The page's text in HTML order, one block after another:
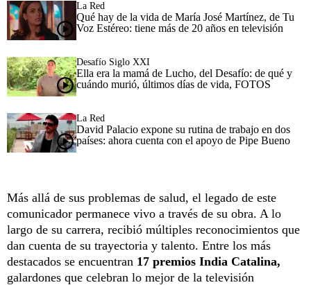
La Red
Qué hay de la vida de María José Martínez, de Tu
Voz Estéreo: tiene más de 20 años en televisión
Desafío Siglo XXI
Ella era la mamá de Lucho, del Desafío: de qué y
cuándo murió, últimos días de vida, FOTOS
La Red
David Palacio expone su rutina de trabajo en dos
países: ahora cuenta con el apoyo de Pipe Bueno
Más allá de sus problemas de salud, el legado de este
comunicador permanece vivo a través de su obra. A lo
largo de su carrera, recibió múltiples reconocimientos que
dan cuenta de su trayectoria y talento. Entre los más
destacados se encuentran 17 premios India Catalina,
galardones que celebran lo mejor de la televisión